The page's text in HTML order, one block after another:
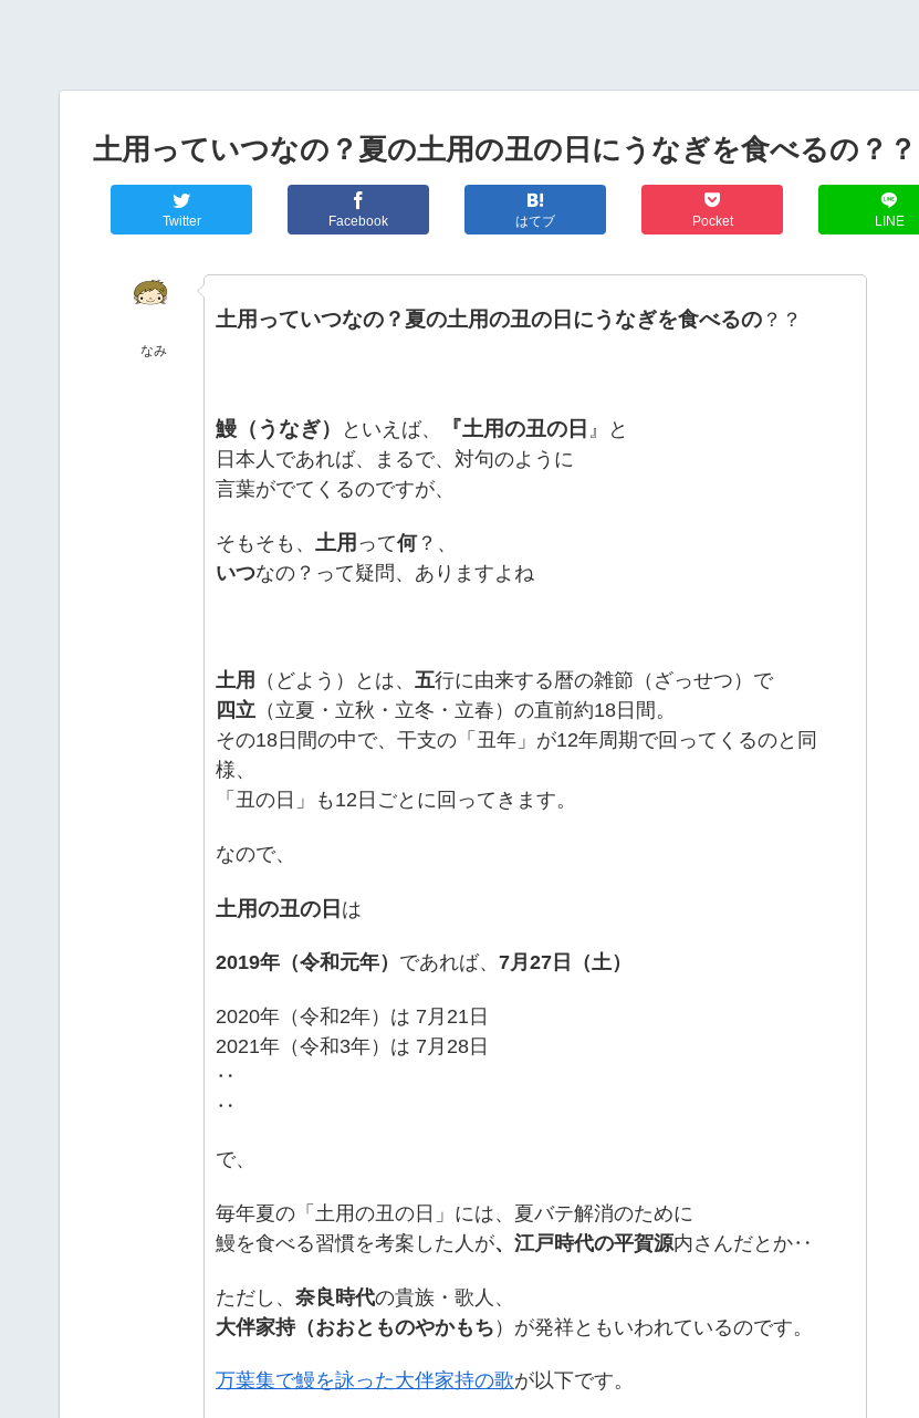
土用っていつなの？夏の土用の丑の日にうなぎを食べるの？？
Twitter Facebook はてブ Pocket LINE
なみ
土用っていつなの？夏の土用の丑の日にうなぎを食べるの ？？
鰻（うなぎ） といえば、 『土用の丑の日 』と
日本人であれば、まるで、対句のように
言葉がでてくるのですが、
そもそも、 土用 って何？、
いつなの？って疑問、ありますよね
土用 （どよう）とは、 五行に由来する暦の雑節（ざっせつ）で
四立 （立夏・立秋・立冬・立春）の直前約18日間。
その18日間の中で、干支の「丑年」が12年周期で回ってくるのと同
様、
「丑の日」も12日ごとに回ってきます。
なので、
土用の丑の日 は
2019年（令和元年） であれば、 7月27日（土）
2020年（令和2年）は 7月21日
2021年（令和3年）は 7月28日
‥
‥
で、
毎年夏の「土用の丑の日」には、夏バテ解消のために
鰻を食べる習慣を考案した人が、江戸時代の平賀源内さんだとか‥
ただし、 奈良時代の貴族・歌人、
大伴家持（おおとものやかもち ）が発祥ともいわれているのです。
万葉集で鰻を詠った大伴家持の歌が以下です。